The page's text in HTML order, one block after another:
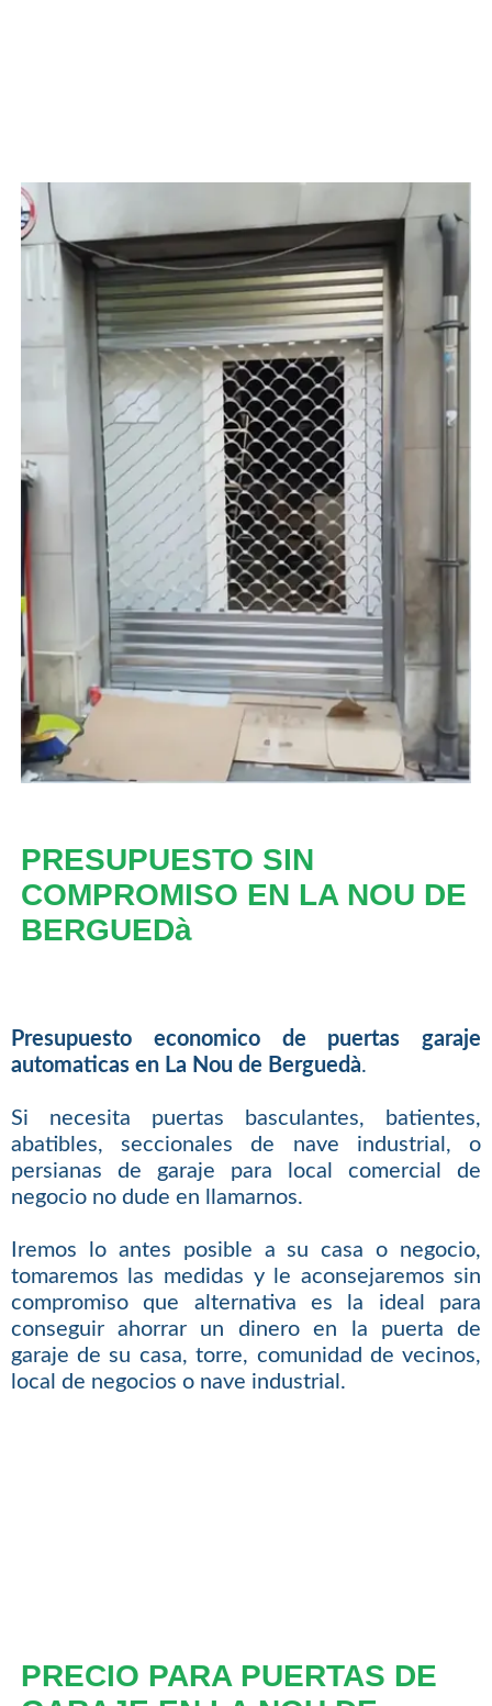
PRESUPUESTO SIN
COMPROMISO EN LA NOU DE
BERGUEDà
Presupuesto economico de puertas garaje
automaticas en La Nou de Berguedà.
Si necesita puertas basculantes, batientes,
abatibles, seccionales de nave industrial, o
persianas de garaje para local comercial de
negocio no dude en llamarnos.
Iremos lo antes posible a su casa o negocio,
tomaremos las medidas y le aconsejaremos sin
compromiso que alternativa es la ideal para
conseguir ahorrar un dinero en la puerta de
garaje de su casa, torre, comunidad de vecinos,
local de negocios o nave industrial.
PRECIO PARA PUERTAS DE